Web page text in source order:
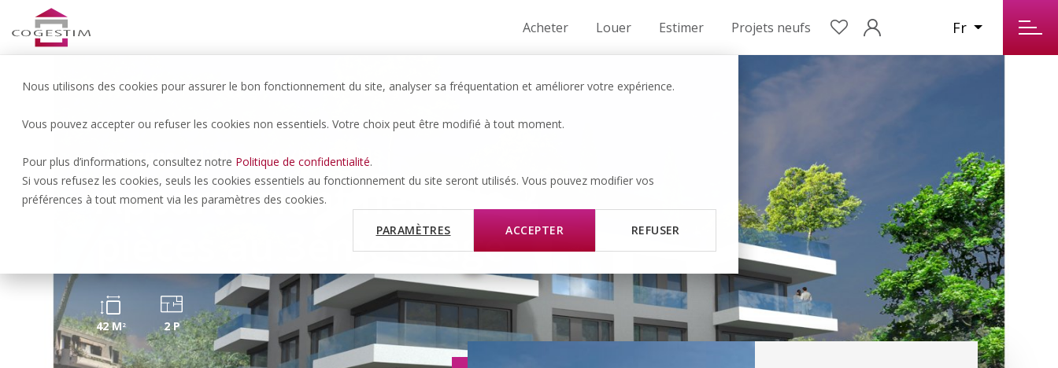
Nous utilisons des cookies pour assurer le bon fonctionnement du site, analyser sa fréquentation et améliorer votre expérience.
Vous pouvez accepter ou refuser les cookies non essentiels. Votre choix peut être modifié à tout moment.
Pour plus d’informations, consultez notre Politique de confidentialité.
Si vous refusez les cookies, seuls les cookies essentiels au fonctionnement du site seront utilisés. Vous pouvez modifier vos
préférences à tout moment via les paramètres des cookies.
PARAMÈTRES ACCEPTER REFUSER
Acheter Louer Estimer Projets neufs Fr
Lausanne | 1’605.- CHF/NET/MOIS
Appartement neuf de 2
pièces au 3ème étage
42 M 2 2 P